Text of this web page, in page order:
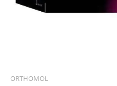
al
ORTHOMOL